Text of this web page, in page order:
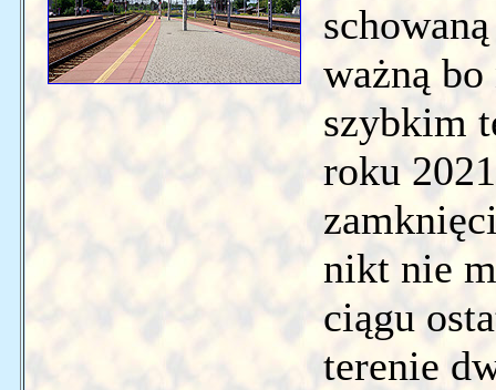
ważną
szybkim
roku
nikt nie
ciągu
terenie